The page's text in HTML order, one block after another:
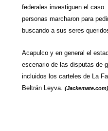
federales investiguen el
personas marcharon para
buscando a sus seres
Acapulco y en general el
escenario de las disputas de
incluidos los carteles de La
Beltrán Leyva. (Jackemate.com)